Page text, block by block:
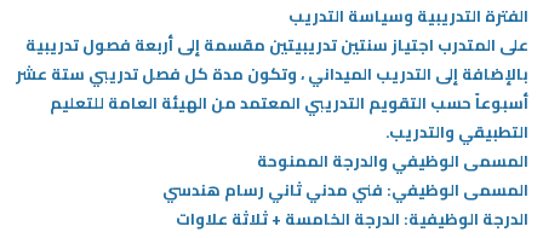
الفترة التدريبية وسياسة التدريب
على المتدرب اجتياز سنتين تدريبيتين مقسمة إلى أربعة فصول تدريبية
بالإضافة إلى التدريب الميداني ، وتكون مدة كل فصل تدريبي ستة عشر
أسبوعاً حسب التقويم التدريبي المعتمد من الهيئة العامة للتعليم
التطبيقي والتدريب.
المسمى الوظيفي والدرجة الممنوحة
المسمى الوظيفي: فني مدني ثاني رسام هندسي
الدرجة الوظيفية: الدرجة الخامسة + ثلاثة علاوات